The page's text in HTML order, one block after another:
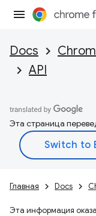
Docs
API
Эта страница
Главная Docs
Эта информация